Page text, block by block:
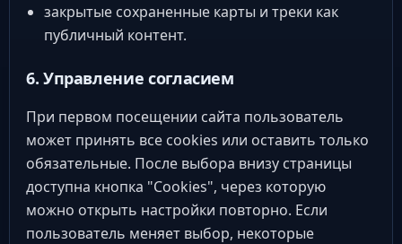
закрытые сохраненные карты и треки как
публичный контент.
6. Управление согласием
При первом посещении сайта пользователь
может принять все cookies или оставить только
обязательные. После выбора внизу страницы
доступна кнопка "Cookies", через которую
можно открыть настройки повторно. Если
пользователь меняет выбор, некоторые